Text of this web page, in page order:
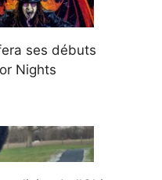
ses débuts
Nights